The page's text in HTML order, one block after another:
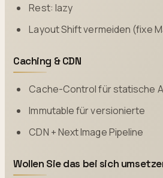
Rest: lazy
Layout Shift vermeiden (fixe
Caching & CDN
Cache-Control für statische
Immutable für versionierte
CDN + Next Image Pipeline
Wollen Sie das bei sich